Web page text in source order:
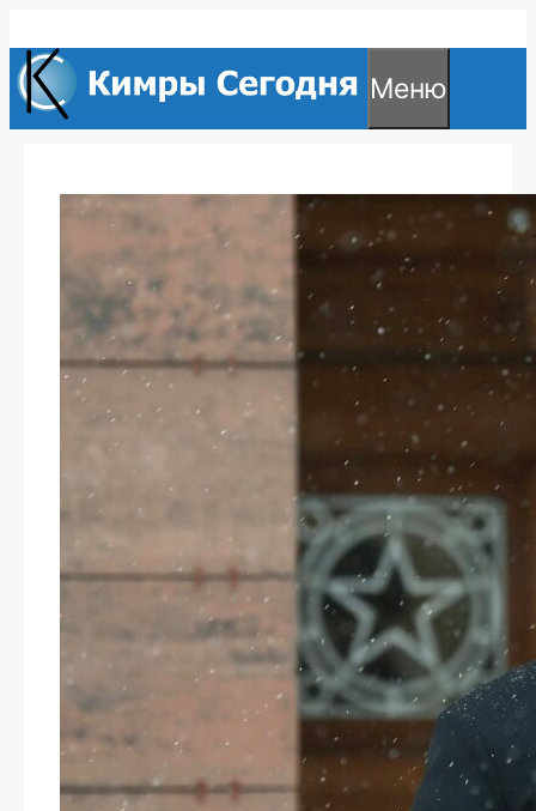
к
содержимому
Меню